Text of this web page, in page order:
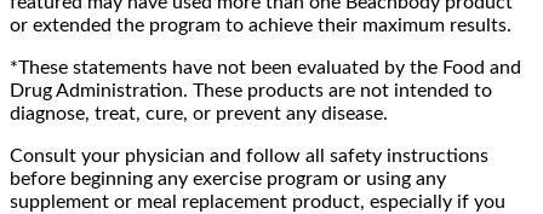
or extended the program to achieve their maximum results.
*These statements have not been evaluated by the Food and
Drug Administration. These products are not intended to
diagnose, treat, cure, or prevent any disease.
Consult your physician and follow all safety instructions
before beginning any exercise program or using any
supplement or meal replacement product, especially if you